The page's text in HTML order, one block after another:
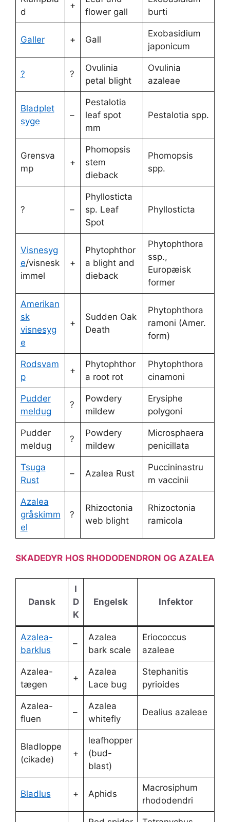
d
+
flower gall
burti
Galler + Gall
Exobasidium
japonicum
? ?
Ovulinia
petal blight
Ovulinia
azaleae
Bladplet
syge
–
Pestalotia
leaf spot
mm
Pestalotia spp.
Grensva
mp
+
Phomopsis
stem
dieback
Phomopsis
spp.
? –
Phyllosticta
sp. Leaf
Spot
Phyllosticta
Visnesyg
e/visnesk
immel
+
Phytophthor
a blight and
dieback
Phytophthora
ssp.,
Europæisk
former
Amerikan
sk
visnesyg
e
+
Sudden Oak
Death
Phytophthora
ramoni (Amer.
form)
Rodsvam
p
+
Phytophthor
a root rot
Phytophthora
cinamoni
Pudder
meldug
?
Powdery
mildew
Erysiphe
polygoni
Pudder
meldug
?
Powdery
mildew
Microsphaera
penicillata
Tsuga
Rust
– Azalea Rust
Puccininastru
m vaccinii
Azalea
gråskimm
el
?
Rhizoctonia
web blight
Rhizoctonia
ramicola
SKADEDYR HOS RHODODENDRON OG AZALEA
Dansk
I
D
K
Engelsk Infektor
Azalea-
barklus
–
Azalea
bark scale
Eriococcus
azaleae
Azalea-
tægen
+
Azalea
Lace bug
Stephanitis
pyrioides
Azalea-
fluen
–
Azalea
whitefly
Dealius azaleae
Bladloppe
(cikade)
+
leafhopper
(bud-
blast)
Bladlus + Aphids
Macrosiphum
rhododendri